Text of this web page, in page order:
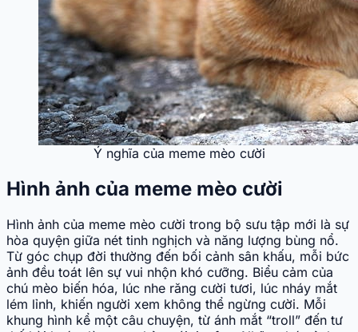
Ý nghĩa của meme mèo cười
Hình ảnh của meme mèo cười
Hình ảnh của meme mèo cười trong bộ sưu tập mới là sự
hòa quyện giữa nét tinh nghịch và năng lượng bùng nổ.
Từ góc chụp đời thường đến bối cảnh sân khấu, mỗi bức
ảnh đều toát lên sự vui nhộn khó cưỡng. Biểu cảm của
chú mèo biến hóa, lúc nhe răng cười tươi, lúc nháy mắt
lém lỉnh, khiến người xem không thể ngừng cười. Mỗi
khung hình kể một câu chuyện, từ ánh mắt “troll” đến tư